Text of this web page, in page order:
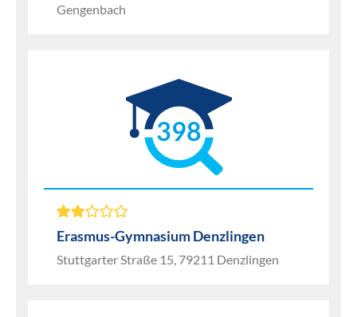
Gengenbach
398
Erasmus-Gymnasium Denzlingen
Stuttgarter Straße 15, 79211 Denzlingen